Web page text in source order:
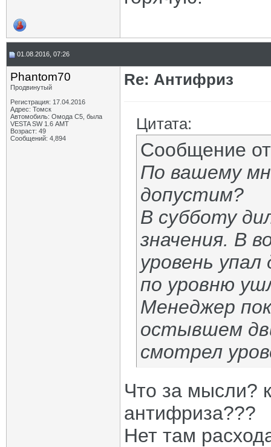
01.08.2016, 07:26
Phantom70
Продвинутый
Регистрация: 17.04.2016
Адрес: Томск
Автомобиль: Омода С5, была
VESTA SW 1.6 АМТ
Возраст: 49
Сообщений: 4,894
Re: Антифриз
Цитата:
Сообщение
По вашему
допустим?
В субботу
значения. В
уровень
по уровню
Менеджер
остывшем
смотрел
Что за мысли?
антифриза???
Нет там